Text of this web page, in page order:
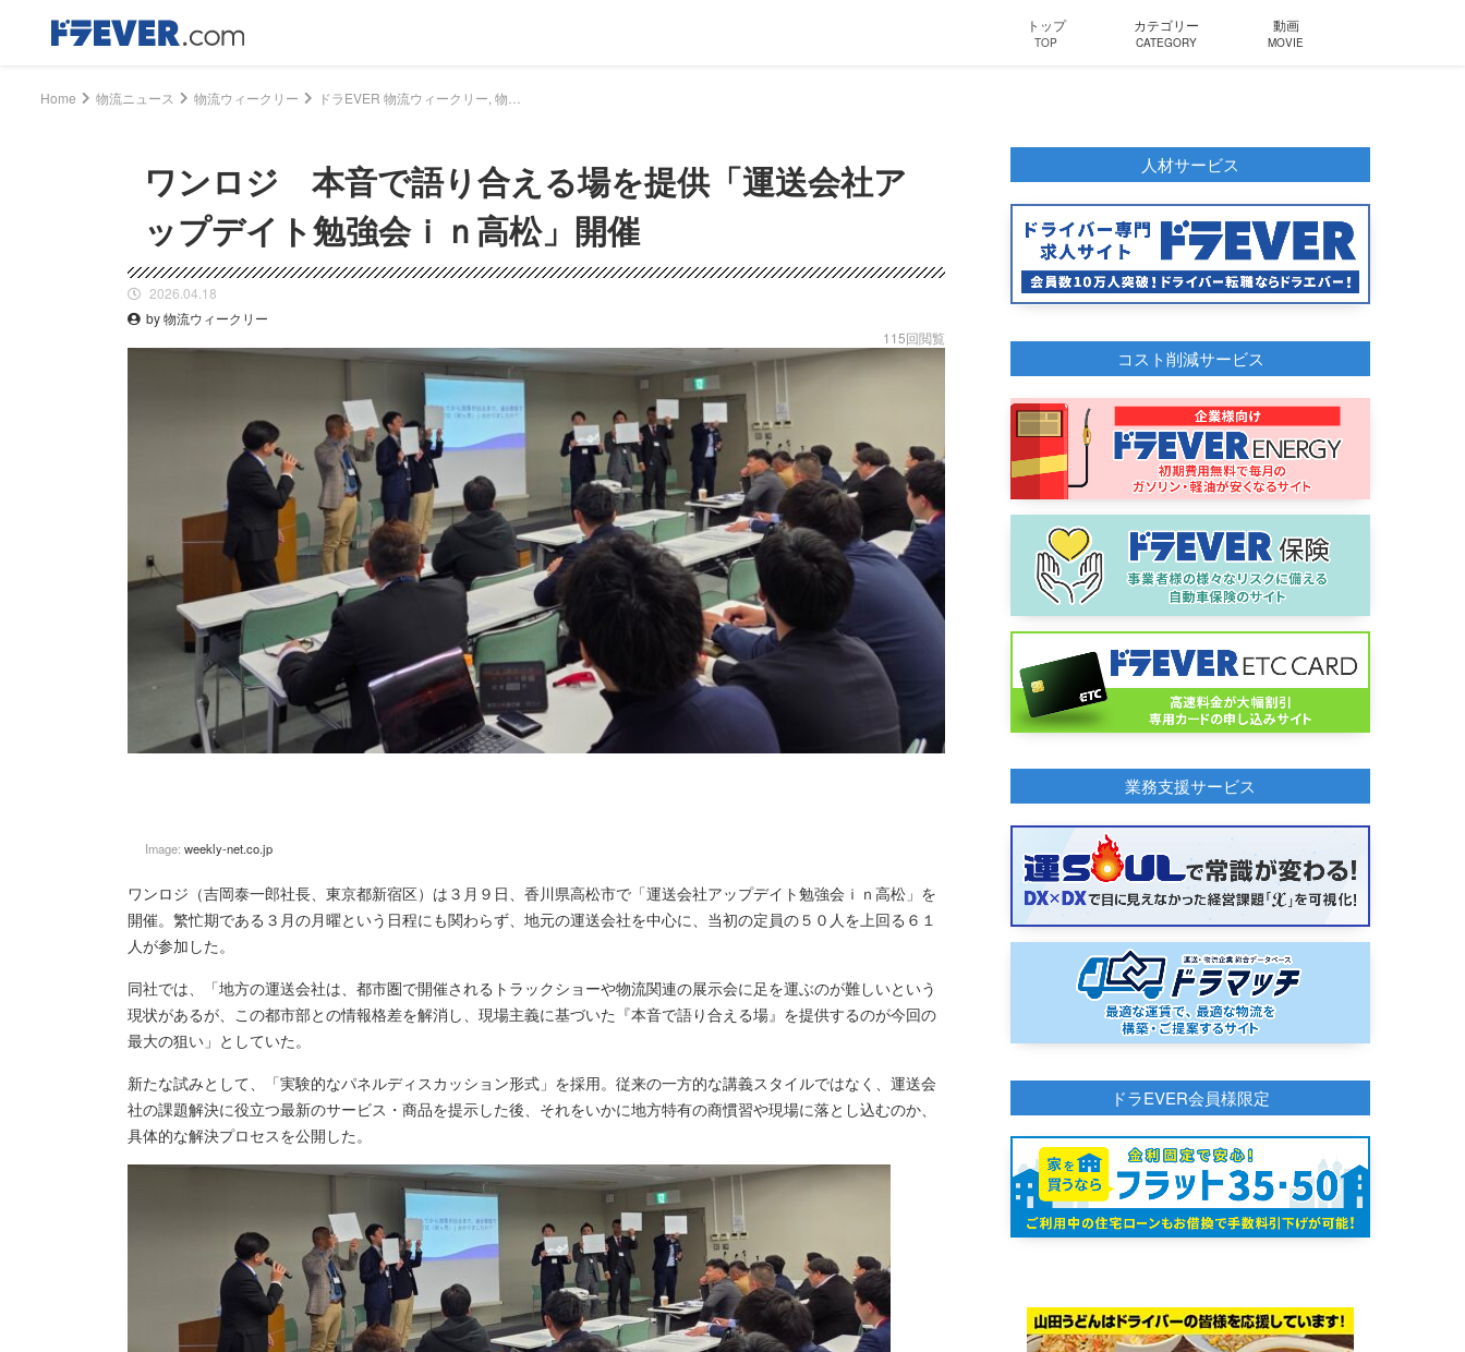
トップ
TOP
カテゴリー
CATEGORY
動画
MOVIE
Home 物流ニュース 物流ウィークリー
ワンロジ 本音で語り合える場を提供「運送会社ア
ップデイト勉強会ｉｎ高松」開催
2026.04.18
by 物流ウィークリー
115回閲覧
Image: weekly-net.co.jp
ワンロジ（吉岡泰一郎社長、東京都新宿区）は３月９日、香川県高松市で「運送会社アップデイト勉強会ｉｎ高松」を
開催。繁忙期である３月の月曜という日程にも関わらず、地元の運送会社を中心に、当初の定員の５０人を上回る６１
人が参加した。
同社では、「地方の運送会社は、都市圏で開催されるトラックショーや物流関連の展示会に足を運ぶのが難しいという
現状があるが、この都市部との情報格差を解消し、現場主義に基づいた『本音で語り合える場』を提供するのが今回の
最大の狙い」としていた。
新たな試みとして、「実験的なパネルディスカッション形式」を採用。従来の一方的な講義スタイルではなく、運送会
社の課題解決に役立つ最新のサービス・商品を提示した後、それをいかに地方特有の商慣習や現場に落とし込むのか、
具体的な解決プロセスを公開した。
人材サービス
コスト削減サービス
業務支援サービス
ドラEVER会員様限定